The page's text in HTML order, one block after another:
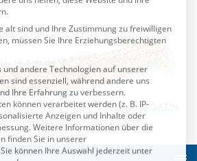
und andere Technologien auf unserer
sind essenziell, während andere uns
Ihre Erfahrung zu verbessern.
können verarbeitet werden (z. B. IP-
Anzeigen und Inhalte oder
Weitere Informationen über die
finden Sie in unserer
Sie können Ihre Auswahl jederzeit unter
oder anpassen.
Service-Gruppen, für die eine